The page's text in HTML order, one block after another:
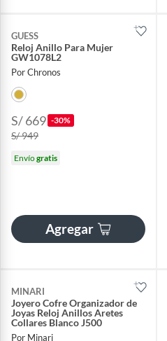
GUESS
Reloj Anillo Para Mujer
GW1078L2
Por Chronos
S/ 669 -30%
S/ 949
Envíogratis
Agregar
MINARI
Joyero Cofre Organizador de
Joyas Reloj Anillos Aretes
Collares Blanco J500
Por Minari